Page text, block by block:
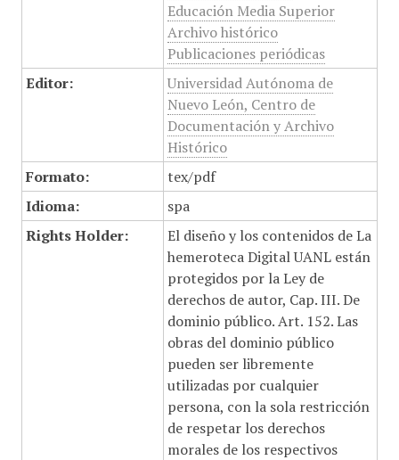
Educación Media Superior
Archivo histórico
Publicaciones periódicas
Editor:
Universidad Autónoma de
Nuevo León, Centro de
Documentación y Archivo
Histórico
Formato:
tex/pdf
Idioma:
spa
Rights Holder:
El diseño y los contenidos de La
hemeroteca Digital UANL están
protegidos por la Ley de
derechos de autor, Cap. III. De
dominio público. Art. 152. Las
obras del dominio público
pueden ser libremente
utilizadas por cualquier
persona, con la sola restricción
de respetar los derechos
morales de los respectivos